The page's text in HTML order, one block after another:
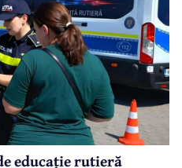
educație rutieră